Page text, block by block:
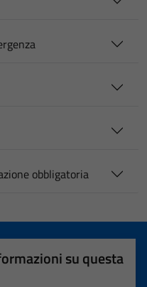
obbligatoria
su questa